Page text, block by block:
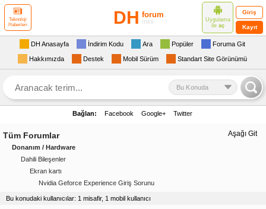
Teknoloji
Haberleri
DH forum
mini
Uygulama
ile aç
Giriş
Kayıt
DH Anasayfa İndirim Kodu Ara Popüler Foruma Git
Hakkımızda Destek Mobil Sürüm Standart Site Görünümü
Bu Konuda
Bağlan: Facebook Google+ Twitter
Aşağı Git
Tüm Forumlar
Donanım / Hardware
Dahili Bileşenler
Ekran kartı
Nvidia Geforce Experience Giriş Sorunu
Bu konudaki kullanıcılar: 1 misafir, 1 mobil kullanıcı